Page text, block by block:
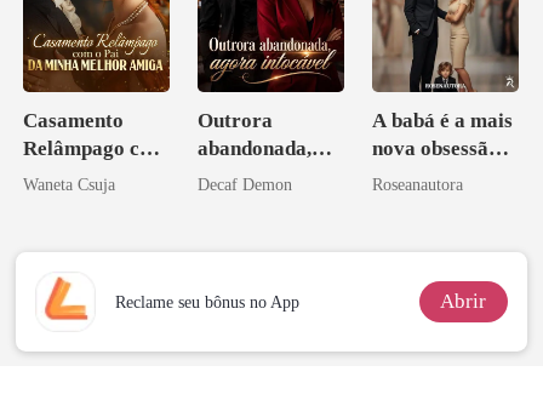
Casamento
Relâmpago com
o Pai da Minha
Waneta Csuja
Outrora
abandonada,
agora intocável
Decaf Demon
A babá é a mais
nova obsessão
do CEO
Roseanautora
Reclame seu bônus no App Abrir